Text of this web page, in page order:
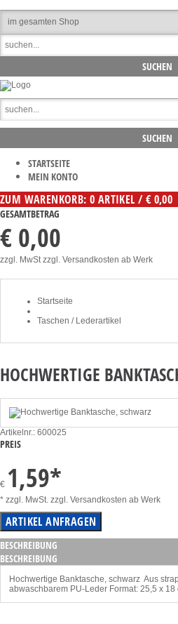
STARTSEITE
MEIN KONTO
ZUM WARENKORB: 0 ARTIKEL / € 0,00
GESAMTBETRAG
€ 0,00
zzgl. MwSt zzgl. Versandkosten ab Werk
Startseite
Taschen / Lederartikel
HOCHWERTIGE
Artikelnr.: 600025
PREIS
€ 1,59*
* zzgl. MwSt. zzgl. Versandkosten ab Werk
BESCHREIBUNG
BESCHREIBUNG
Hochwertige Banktasche, schwarz Aus
abwaschbarem PU-Leder Format: 25,5 x 18